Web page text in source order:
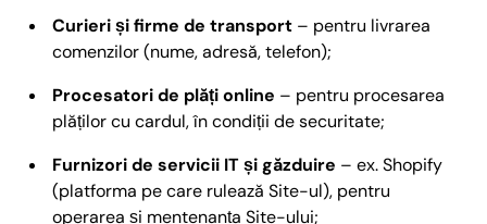
Curieri și firme de transport – pentru livrarea
comenzilor (nume, adresă, telefon);
Procesatori de plăți online – pentru procesarea
plăților cu cardul, în condiții de securitate;
Furnizori de servicii IT și găzduire – ex. Shopify
(platforma pe care rulează Site-ul), pentru
operarea și mentenanța Site-ului;